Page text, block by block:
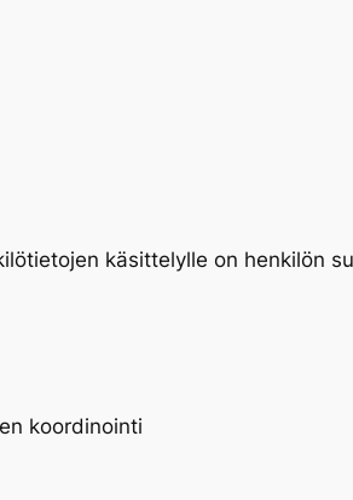
käsittelylle on henkilön
koordinointi